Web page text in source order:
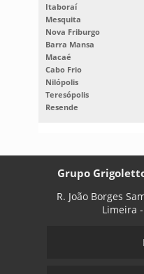
Itaboraí
Mesquita
Nova Friburgo
Barra Mansa
Macaé
Cabo Frio
Nilópolis
Teresópolis
Resende
Grupo
R. João Borges
Limeira